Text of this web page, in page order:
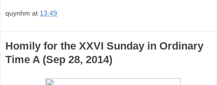
quynhm at 13:49
Homily for the XXVI Sunday in Ordinary
Time A (Sep 28, 2014)